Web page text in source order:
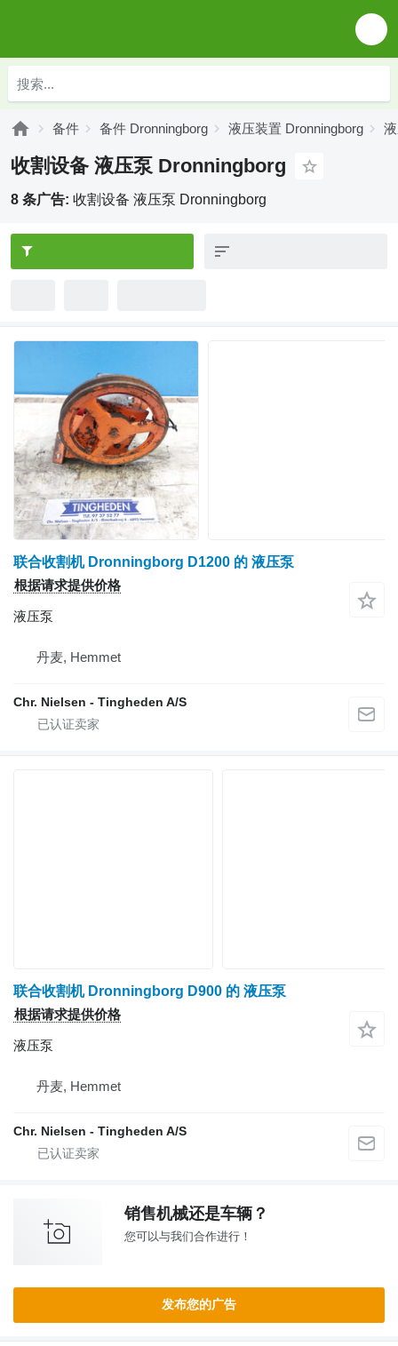
备件 备件 Dronningborg 液压装置 Dronningborg
收割设备 液压泵 Dronningborg
8 条广告: 收割设备 液压泵 Dronningborg
联合收割机 Dronningborg D1200 的 液压泵
根据请求提供价格
液压泵
丹麦, Hemmet
Chr. Nielsen - Tingheden A/S
联合收割机 Dronningborg D900 的 液压泵
根据请求提供价格
液压泵
丹麦, Hemmet
Chr. Nielsen - Tingheden A/S
销售机械还是车辆？
您可以与我们合作进行！
发布您的广告